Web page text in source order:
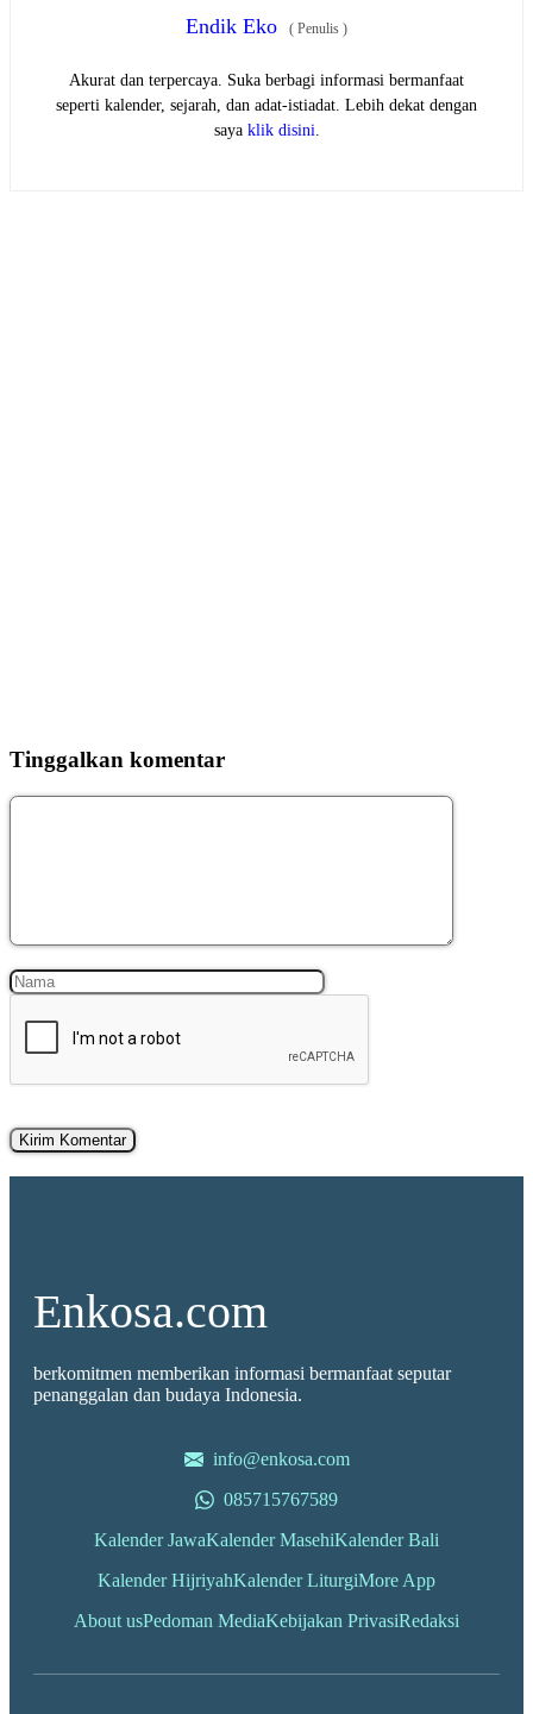
Endik Eko ( Penulis )
Akurat dan terpercaya. Suka berbagi informasi bermanfaat
seperti kalender, sejarah, dan adat-istiadat. Lebih dekat dengan
saya klik disini.
Tinggalkan komentar
Komentar
Nama Surel
Enkosa.com
berkomitmen memberikan informasi bermanfaat seputar
penanggalan dan budaya Indonesia.
info@enkosa.com
085715767589
Kalender JawaKalender MasehiKalender Bali
Kalender HijriyahKalender LiturgiMore App
About usPedoman MediaKebijakan PrivasiRedaksi